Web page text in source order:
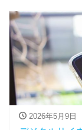
2026年5月9日